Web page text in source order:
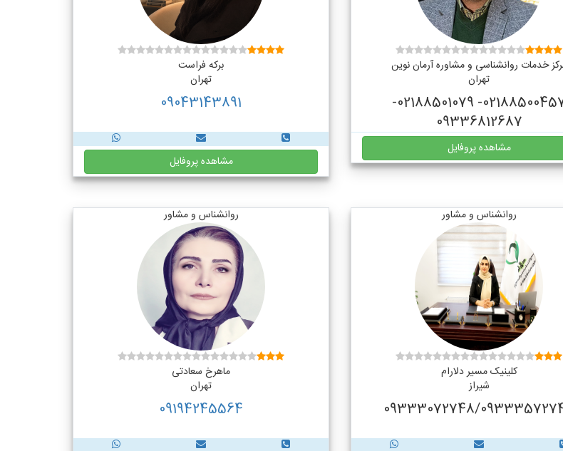
خدمات روانشناسی و مشاوره آرمان نوین
تهران
02188500457- 02188501079-
09336812687
مشاهده پروفایل
برکه فراست
تهران
09043143891
مشاهده پروفایل
روانشناس و مشاور
کلینیک مسیر دلارام
شیراز
09333072748/
روانشناس و مشاور
ماهرخ سعادتی
تهران
09194245564